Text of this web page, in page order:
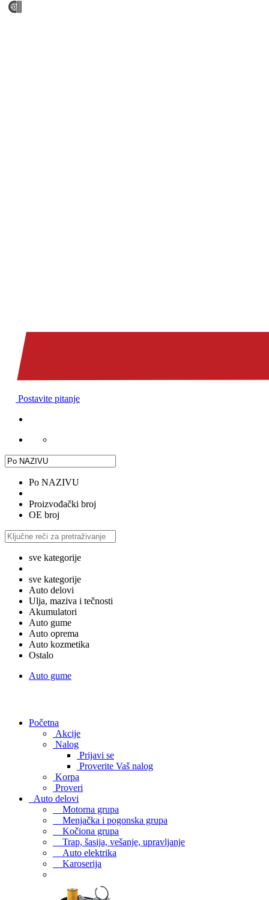
Postavite pitanje
Po NAZIVU
Proizvođački broj
OE broj
sve kategorije
sve kategorije
Auto delovi
Ulja, maziva i tečnosti
Akumulatori
Auto gume
Auto oprema
Auto kozmetika
Ostalo
Auto gume
Početna
Akcije
Nalog
Prijavi se
Proverite Vaš nalog
Korpa
Proveri
Auto delovi
Motorna grupa
Menjačka i pogonska grupa
Kočiona grupa
Trap, šasija, vešanje, upravljanje
Auto elektrika
Karoserija